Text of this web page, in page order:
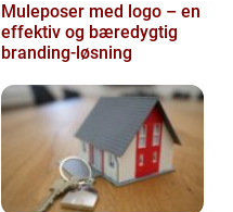
Muleposer med logo – en
effektiv og bæredygtig
branding-løsning